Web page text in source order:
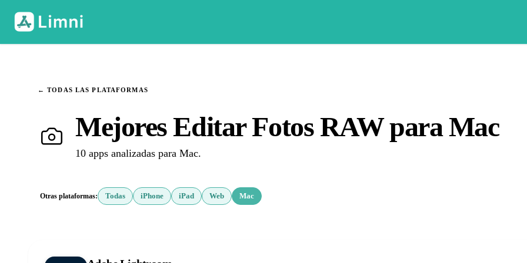
← TODAS LAS PLATAFORMAS
Mejores Editar Fotos RAW para Mac
10 apps analizadas para Mac.
Otras plataformas: Todas iPhone iPad Web Mac